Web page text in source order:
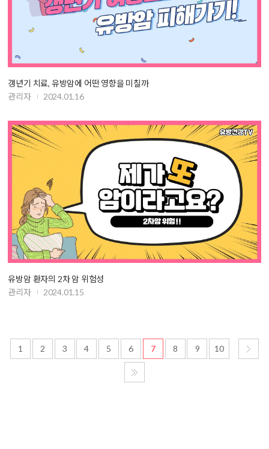
갱년기 치료, 유방암에 어떤 영향을 미칠까
관리자
2024.01.16
유방암 환자의 2차 암 위험성
관리자
2024.01.15
1 2 3 4 5 6 7 8 9 10